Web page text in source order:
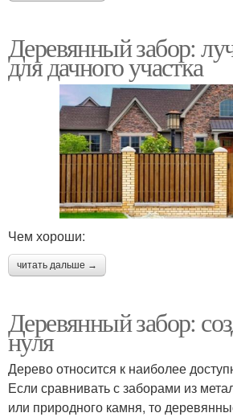
Деревянный забор:
для дачного участка
Чем хороши:
читать дальше →
Деревянный забор:
нуля
Дерево относится к наиболее
Если сравнивать с заборами из
или природного камня, то